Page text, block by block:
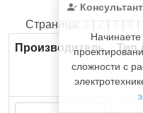
сложности с
Найдено
Страница: 1 | 2 | 3 | 4 |
Производитель
Тип